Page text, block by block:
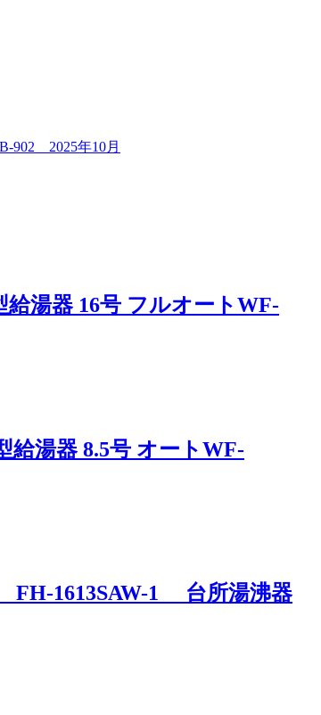
902 2025年10月
湯器 16号 フルオートWF-
湯器 8.5号 オートWF-
FH-1613SAW-1 台所湯沸器